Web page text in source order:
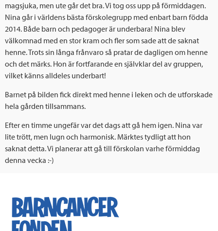
magsjuka, men ute går det bra. Vi tog oss upp på förmiddagen.
Nina går i världens bästa förskolegrupp med enbart barn födda
2014. Både barn och pedagoger är underbara! Nina blev
välkomnad med en stor kram och fler som sade att de saknat
henne. Trots sin långa frånvaro så pratar de dagligen om henne
och det märks. Hon är fortfarande en självklar del av gruppen,
vilket känns alldeles underbart!
Barnet på bilden fick direkt med henne i leken och de utforskade
hela gården tillsammans.
Efter en timme ungefär var det dags att gå hem igen. Nina var
lite trött, men lugn och harmonisk. Märktes tydligt att hon
saknat detta. Vi planerar att gå till förskolan varhe förmiddag
denna vecka :-)